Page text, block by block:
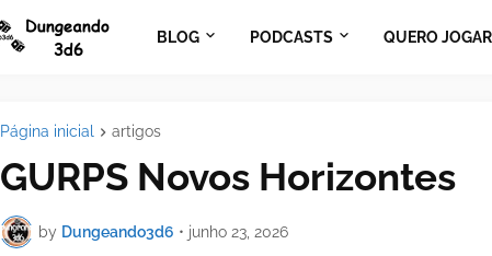
BLOG PODCASTS QUERO
Página inicial artigos
GURPS Novos Horizontes
by Dungeando3d6 • junho 23, 2026